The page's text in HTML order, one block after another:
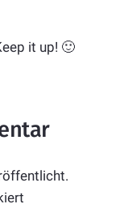
it up! 🙂